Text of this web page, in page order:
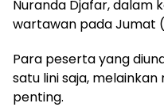
Nuranda Djafar, dalam
wartawan pada Jumat
Para peserta yang
satu lini saja,
penting.